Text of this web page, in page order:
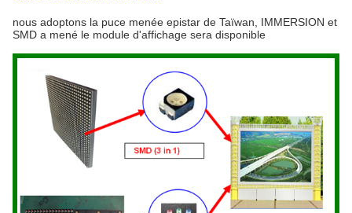
nous adoptons la puce menée epistar de Taïwan, IMMERSION et
SMD a mené le module d'affichage sera disponible